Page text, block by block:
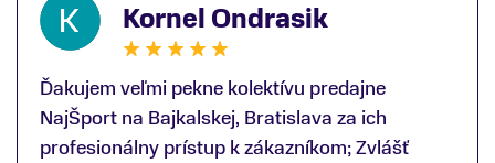
Kornel Ondrasik
Ďakujem veľmi pekne kolektívu predajne
NajŠport na Bajkalskej, Bratislava za ich
profesionálny prístup k zákazníkom; Zvlášť